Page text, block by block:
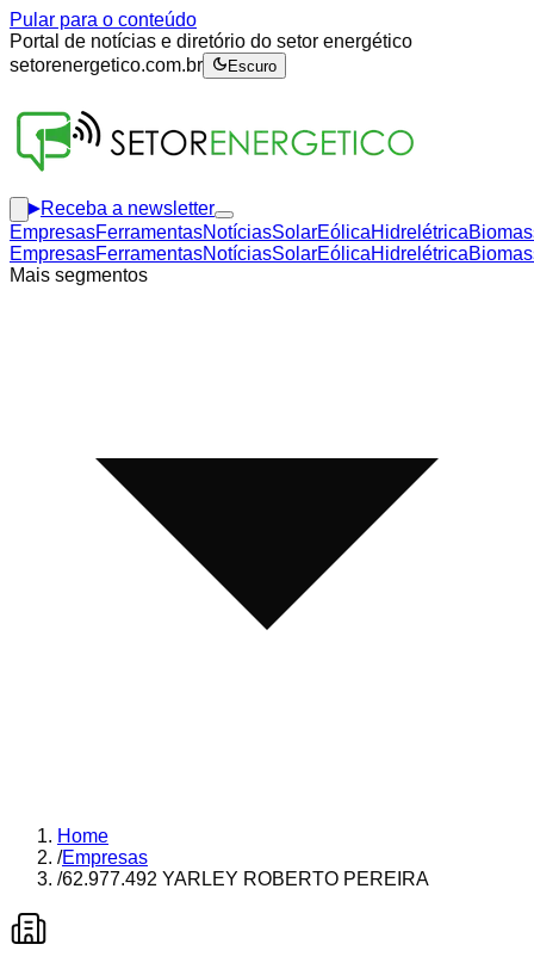
Pular para o conteúdo
Portal de notícias e diretório do setor energético
setorenergetico.com.br
Escuro
Receba a newsletter
EmpresasFerramentasNotíciasSolarEólicaHidrelétrica
EmpresasFerramentasNotíciasSolarEólicaHidrelétrica
Mais segmentos
Home
/Empresas
/62.977.492 YARLEY ROBERTO PEREIRA